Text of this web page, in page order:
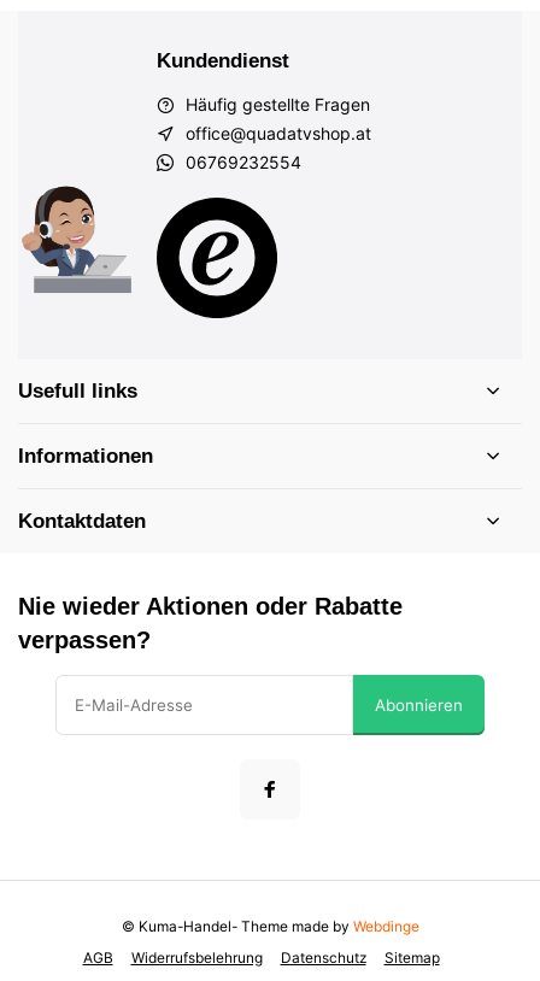
Kundendienst
Häufig gestellte Fragen
office@quadatvshop.at
06769232554
Usefull links
Informationen
Kontaktdaten
Nie wieder Aktionen oder Rabatte
verpassen?
Abonnieren
AGB Widerrufsbelehrung Datenschutz Sitemap
© Kuma-Handel- Theme made by Webdinge